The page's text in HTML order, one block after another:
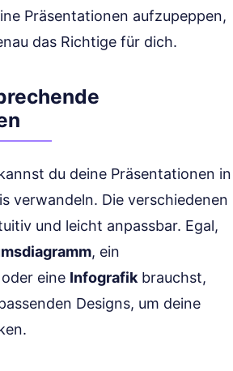
Präsentationen aufzupeppen,
das Richtige für dich.
du deine Präsentationen in
verwandeln. Die verschiedenen
und leicht anpassbar. Egal,
, ein
oder eine Infografik brauchst,
Designs, um deine